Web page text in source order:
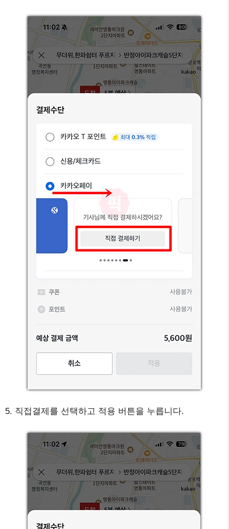
5. 직접결제를 선택하고 적용 버튼을 누릅니다.